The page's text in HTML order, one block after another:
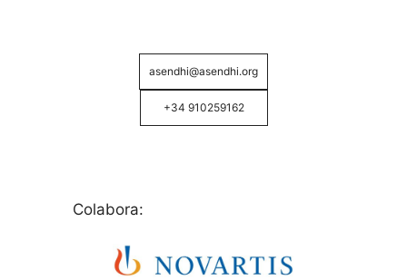
asendhi@asendhi.org
+34 910259162
Colabora: